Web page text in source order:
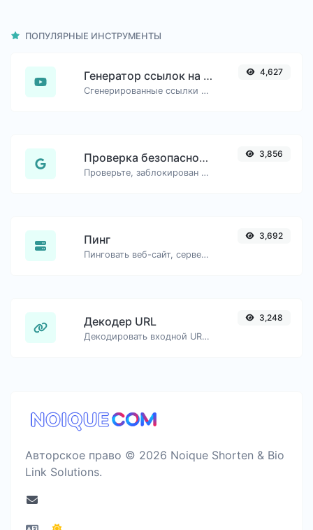
ПОПУЛЯРНЫЕ ИНСТРУМЕНТЫ
Генератор ссылок на временные метки YouTube
Сгенерированные ссылки на YouTube с точным временем начала, полезные для мобильных пользователей.
4,627
Проверка безопасного URL
Проверьте, заблокирован ли URL и помечен ли он как безопасный/опасный Google.
3,856
Пинг
Пинговать веб-сайт, сервер или порт..
3,692
Декодер URL
Декодировать входной URL обратно в обычную строку.
3,248
Авторское право © 2026 Noique Shorten & Bio
Link Solutions.